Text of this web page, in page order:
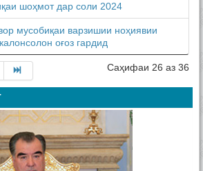
шоҳмот дар соли 2024
мусобиқаи варзишии ноҳиявии
оғоз гардид
Саҳифаи 26 аз 36